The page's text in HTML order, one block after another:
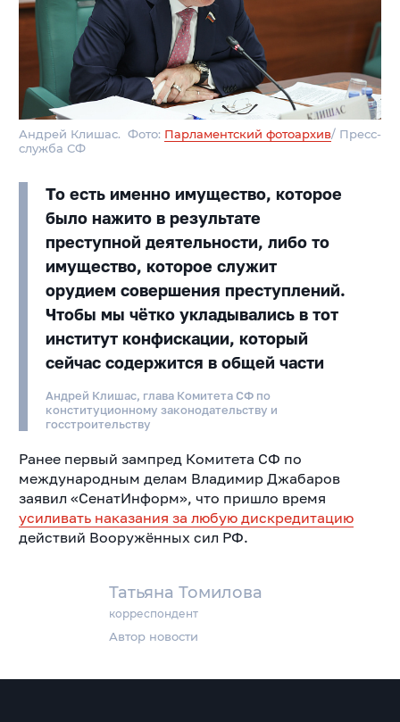
Татьяна Томилова
корреспондент
Автор новости
Андрей Клишас. Фото: Парламентский фотоархив/ Пресс-
служба СФ
То есть именно имущество, которое
было нажито в результате
преступной деятельности, либо то
имущество, которое служит
орудием совершения преступлений.
Чтобы мы чётко укладывались в тот
институт конфискации, который
сейчас содержится в общей части
Андрей Клишас, глава Комитета СФ по
конституционному законодательству и
госстроительству
Ранее первый зампред Комитета СФ по
международным делам Владимир Джабаров
заявил «СенатИнформ», что пришло время
усиливать наказания за любую дискредитацию
действий Вооружённых сил РФ.